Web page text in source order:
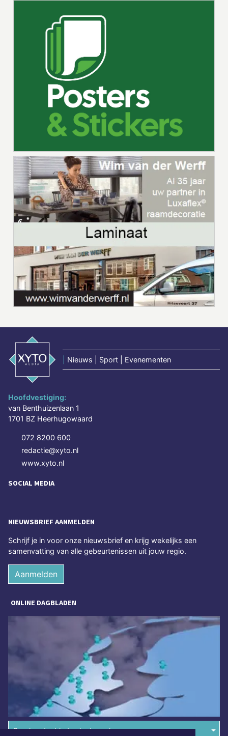
Nieuws | Sport | Evenementen
Hoofdvestiging:
van Benthuizenlaan 1
1701 BZ Heerhugowaard
072 8200 600
redactie@xyto.nl
www.xyto.nl
SOCIAL MEDIA
NIEUWSBRIEF AANMELDEN
Schrijf je in voor onze nieuwsbrief en krijg wekelijks een
samenvatting van alle gebeurtenissen uit jouw regio.
Aanmelden
ONLINE DAGBLADEN
Overige dagbladen in de regio